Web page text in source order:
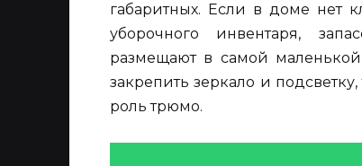
габаритных. Если в доме нет
уборочного инвентаря,
размещают в самой
закрепить зеркало и
роль трюмо.